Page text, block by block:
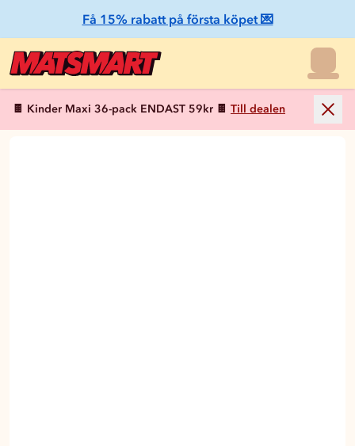
Få 15% rabatt på första köpet 💌
🍫 Kinder Maxi 36-pack ENDAST 59kr 🍫 Till dealen